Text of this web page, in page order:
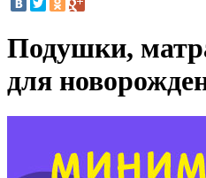
Подушки,
для